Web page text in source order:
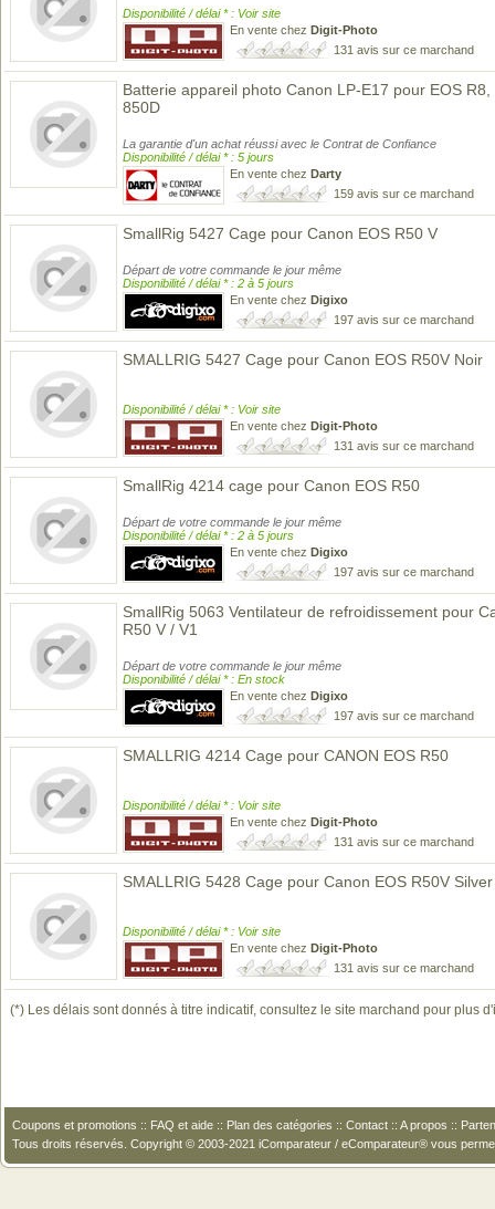
Disponibilité / délai * : Voir site
En vente chez Digit-Photo
131 avis sur ce marchand
Batterie appareil photo Canon LP-E17 pour EOS
850D
La garantie d'un achat réussi avec le Contrat de Confiance
Disponibilité / délai * : 5 jours
En vente chez Darty
159 avis sur ce marchand
SmallRig 5427 Cage pour Canon EOS R50 V
Départ de votre commande le jour même
Disponibilité / délai * : 2 à 5 jours
En vente chez Digixo
197 avis sur ce marchand
SMALLRIG 5427 Cage pour Canon EOS R50V Noir
Disponibilité / délai * : Voir site
En vente chez Digit-Photo
131 avis sur ce marchand
SmallRig 4214 cage pour Canon EOS R50
Départ de votre commande le jour même
Disponibilité / délai * : 2 à 5 jours
En vente chez Digixo
197 avis sur ce marchand
SmallRig 5063 Ventilateur de refroidissement pour
R50 V / V1
Départ de votre commande le jour même
Disponibilité / délai * : En stock
En vente chez Digixo
197 avis sur ce marchand
SMALLRIG 4214 Cage pour CANON EOS R50
Disponibilité / délai * : Voir site
En vente chez Digit-Photo
131 avis sur ce marchand
SMALLRIG 5428 Cage pour Canon EOS R50V Silver
Disponibilité / délai * : Voir site
En vente chez Digit-Photo
131 avis sur ce marchand
(*) Les délais sont donnés à titre indicatif, consultez le site marchand pour plus
Coupons et promotions :: FAQ et aide :: Plan des catégories :: Contact :: A propos ::
Tous droits réservés. Copyright © 2003-2021 iComparateur / eComparateur® vous